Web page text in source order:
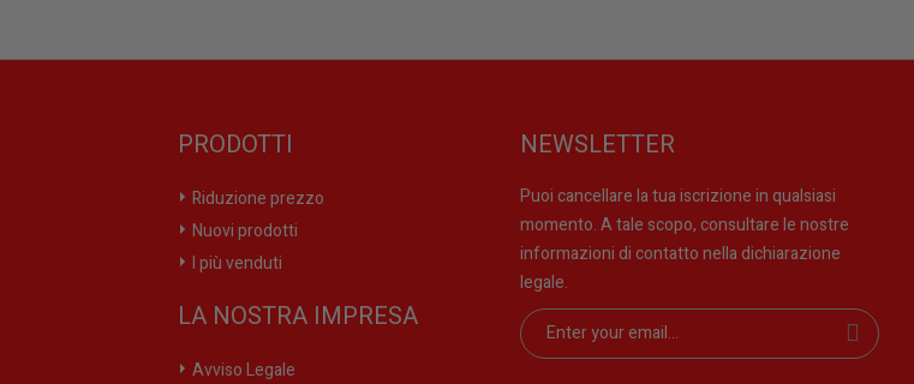
PRODOTTI
Riduzione prezzo
Nuovi prodotti
I più venduti
LA NOSTRA IMPRESA
Avviso Legale
NEWSLETTER
Puoi cancellare la tua iscrizione in qualsiasi
momento. A tale scopo, consultare le nostre
informazioni di contatto nella dichiarazione
legale.